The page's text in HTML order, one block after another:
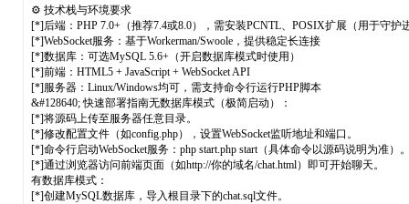
⚙️ 技术栈与环境要求
[*]后端：PHP 7.0+（推荐7.4或8.0），需安装PCNTL、POSIX扩展（用于守护
[*]WebSocket服务：基于Workerman/Swoole，提供稳定长连接
[*]数据库：可选MySQL 5.6+（开启数据库模式时使用）
[*]前端：HTML5 + JavaScript + WebSocket API
[*]服务器：Linux/Windows均可，需支持命令行运行PHP脚本
&#128640; 快速部署指南无数据库模式（极简启动）：
[*]将源码上传至服务器任意目录。
[*]修改配置文件（如config.php），设置WebSocket监听地址和端口。
[*]命令行启动WebSocket服务：php start.php start（具体命令以源码说明为准）。
[*]通过浏览器访问前端页面（如http://你的域名/chat.html）即可开始聊天。
有数据库模式：
[*]创建MySQL数据库，导入根目录下的chat.sql文件。